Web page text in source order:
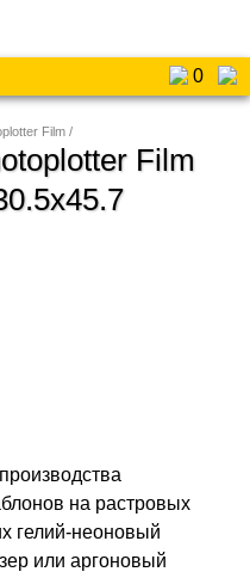
0
Film
Film
на растровых
гелий-неоновый
или аргоновый